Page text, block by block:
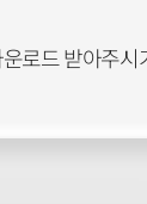
로드 받아주시